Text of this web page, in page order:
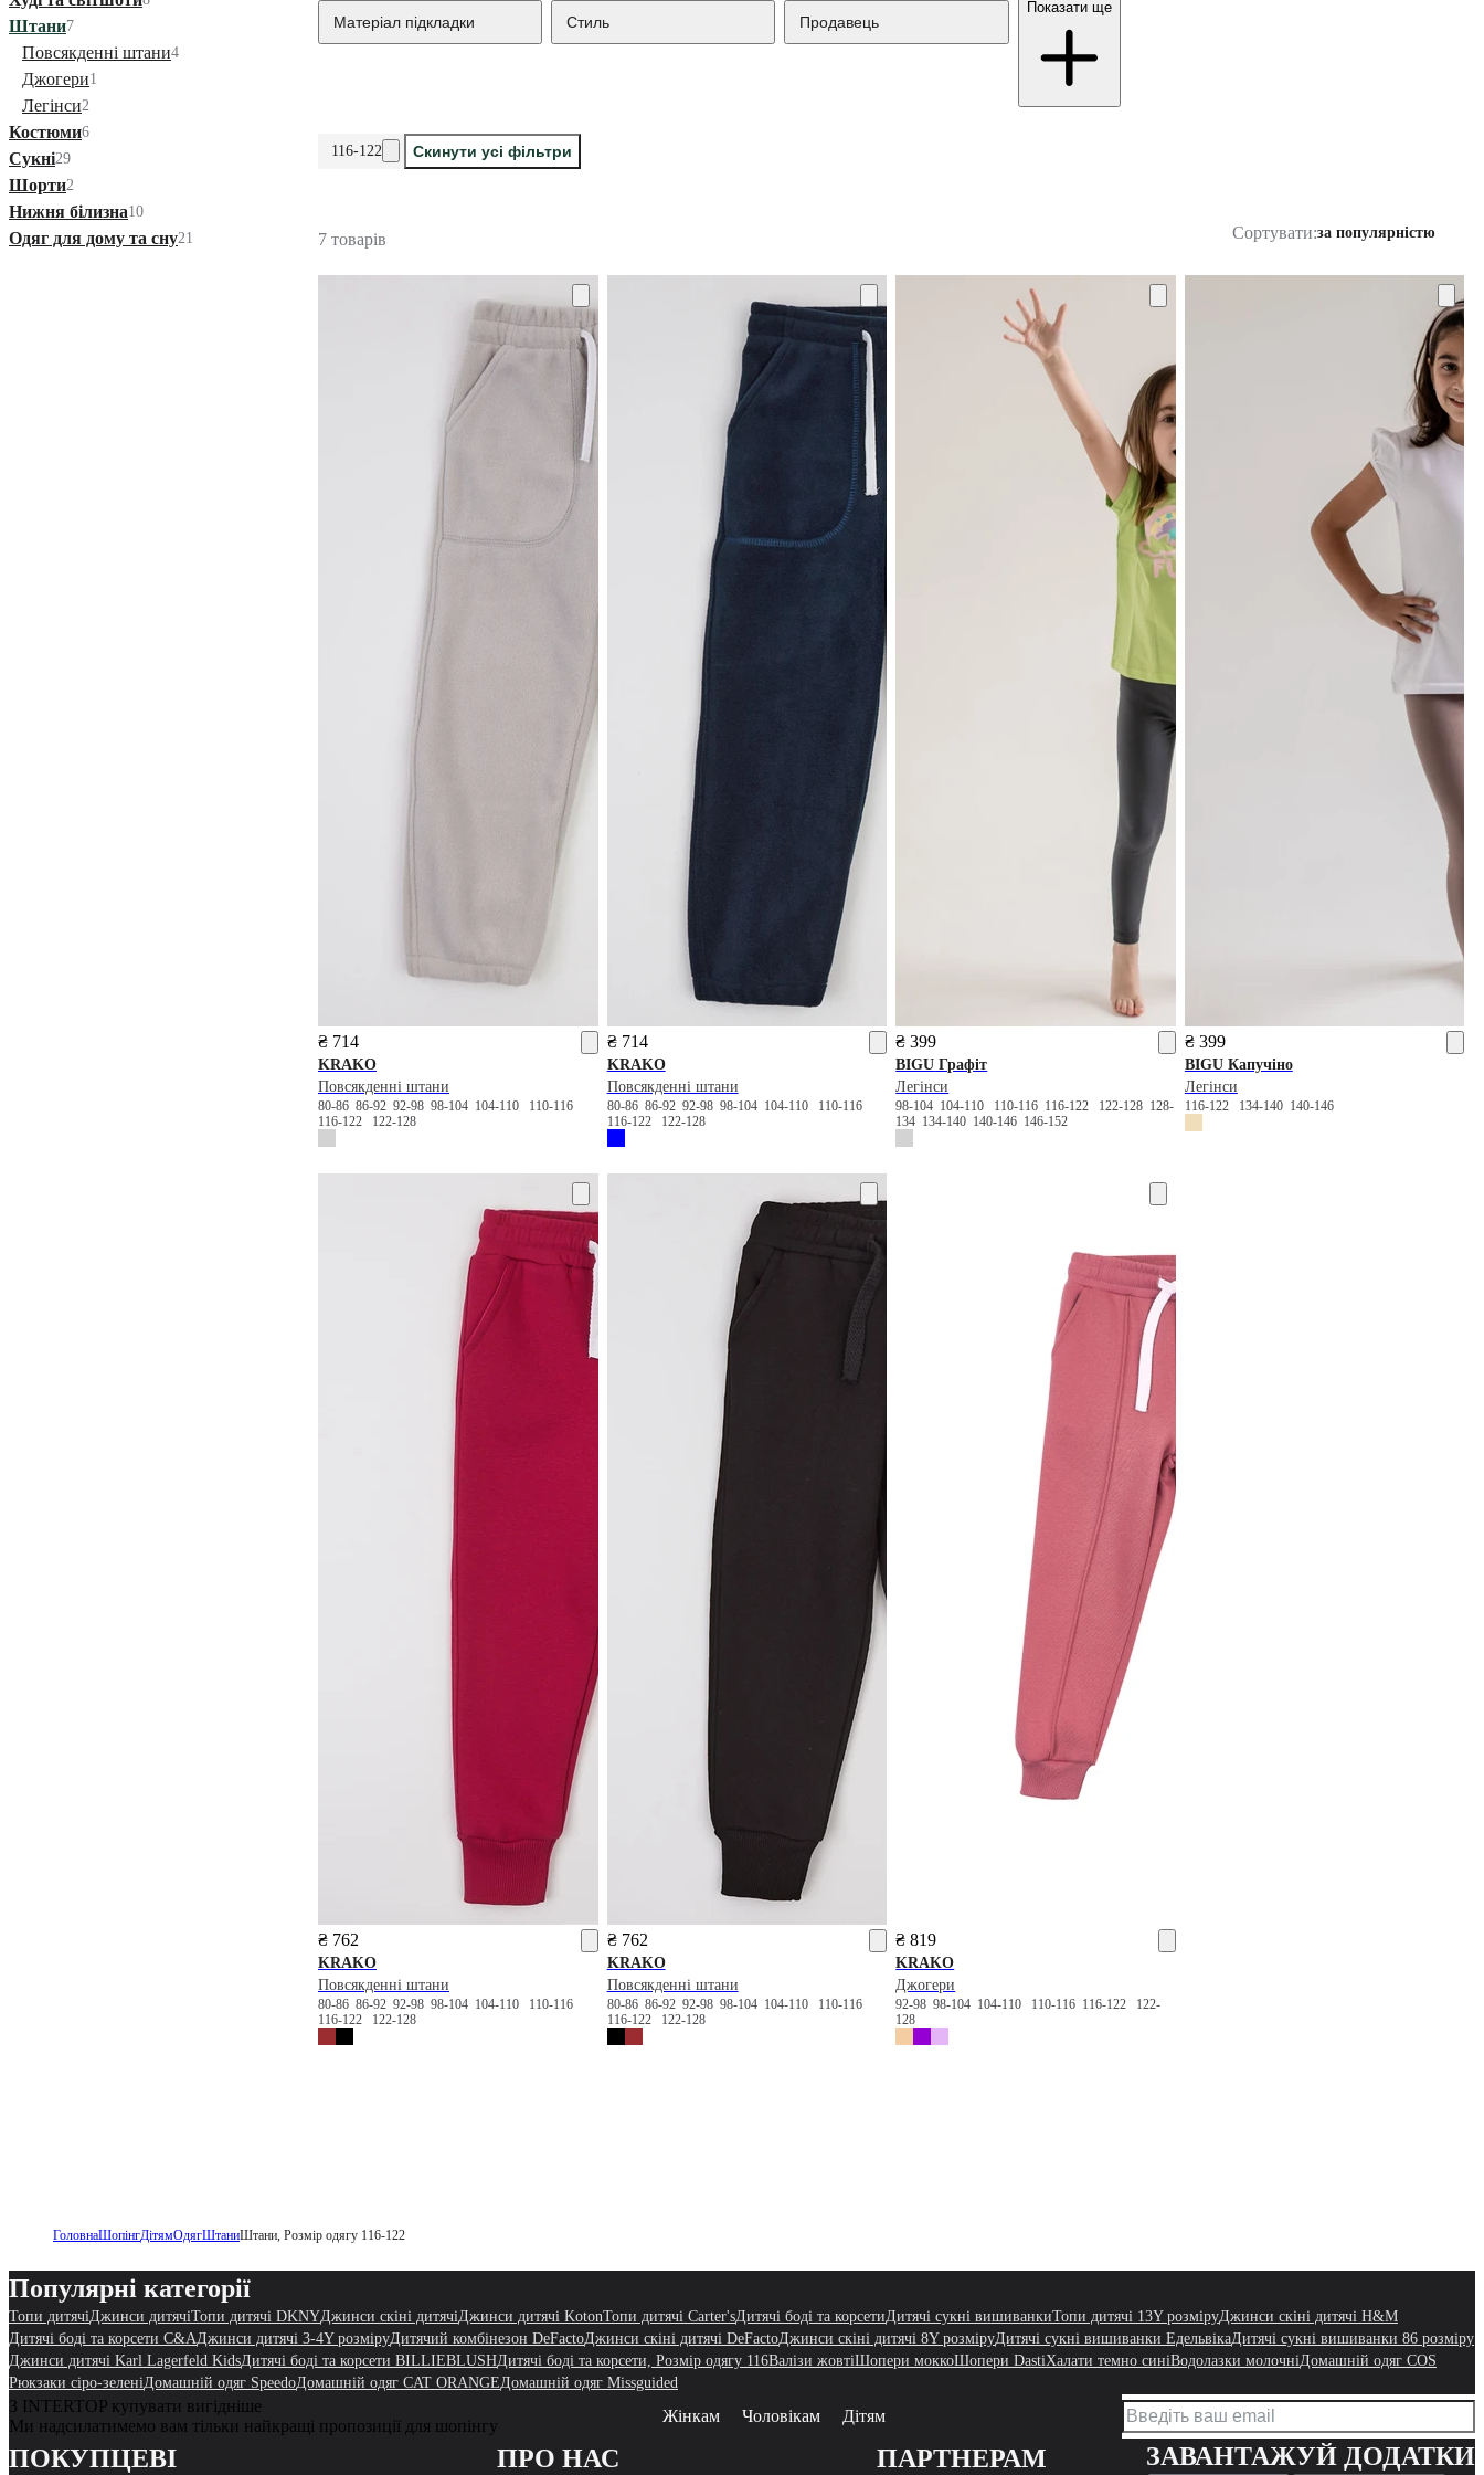
Штани7
Повсякденні штани4
Джогери1
Легінси2
Костюми6
Сукні29
Шорти2
Нижня білизна10
Одяг для дому та сну21
Матеріал підкладки Стиль Продавець
Показати ще
116-122 Скинути усі фільтри
7 товарів Сортувати:за популярністю
₴ 714
KRAKO
Повсякденні штани
80-86 86-92 92-98 98-104 104-110 110-116
116-122 122-128
₴ 714
KRAKO
Повсякденні штани
80-86 86-92 92-98 98-104 104-110 110-116
116-122 122-128
₴ 399
BIGU Графіт
Легінси
98-104 104-110 110-116 116-122 122-128 128-
134 134-140 140-146 146-152
₴ 399
BIGUКапучіно
Легінси
116-122 134-140 140-146
₴ 762
KRAKO
Повсякденні штани
80-86 86-92 92-98 98-104 104-110 110-116
116-122 122-128
₴ 762
KRAKO
Повсякденні штани
80-86 86-92 92-98 98-104 104-110 110-116
116-122 122-128
₴ 819
KRAKO
Джогери
92-9898-104 104-110 110-116 116-122 122-
128
ГоловнаШопінгДітямОдягШтаниШтани, Розмір одягу 116-122
Популярні категорії
Топи дитячіДжинси дитячіТопи дитячі DKNYДжинси скіні дитячіДжинси дитячі KotonТопи дитячі Carter'sДитячі боді та корсетиДитячі сукні вишиванкиТопи дитячі 13Y розміруДжинси скіні дитячі H&M
Дитячі боді та корсети C&AДжинси дитячі 3-4Y розміруДитячий комбінезон DeFactoДжинси скіні дитячі DeFactoДжинси скіні дитячі 8Y розміруДитячі сукні вишиванки ЕдельвікаДитячі сукні вишиванки 86 розміру
Джинси дитячі Karl Lagerfeld KidsДитячі боді та корсети BILLIEBLUSHДитячі боді та корсети, Розмір одягу 116Валізи жовтіШопери моккоШопери DastiХалати темно синіВодолазки молочніДомашній одяг COS
Рюкзаки сіро-зеленіДомашній одяг SpeedoДомашній одяг CAT ORANGEДомашній одяг Missguided
З INTERTOP купувати вигідніше
Ми надсилатимемо вам тільки найкращі пропозиції для шопінгу
Жінкам Чоловікам Дітям
ПОКУПЦЕВІ ПРО НАС ПАРТНЕРАМ ЗАВАНТАЖУЙ ДОДАТКИ